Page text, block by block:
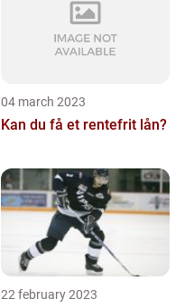
04 march 2023
Kan du få et rentefrit lån?
22 february 2023